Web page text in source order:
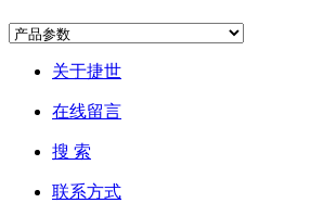
关于捷世
在线留言
搜 索
联系方式